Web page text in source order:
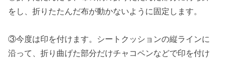
をし、折りたたんだ布が動かないように固定します。
③今度は印を付けます。シートクッションの縦ラインに
沿って、折り曲げた部分だけチャコペンなどで印を付け